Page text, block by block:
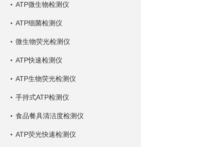
ATP微生物检测仪
ATP细菌检测仪
微生物荧光检测仪
ATP快速检测仪
ATP生物荧光检测仪
手持式ATP检测仪
食品餐具清洁度检测仪
ATP荧光快速检测仪